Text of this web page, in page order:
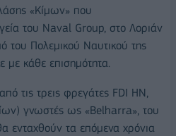
«Κίμων» που
του Naval Group, στο Λοριάν
του Πολεμικού Ναυτικού της
με κάθε επισημότητα.
τις τρεις φρεγάτες FDI HN,
γνωστές ως «Belharra», του
ενταχθούν τα επόμενα χρόνια